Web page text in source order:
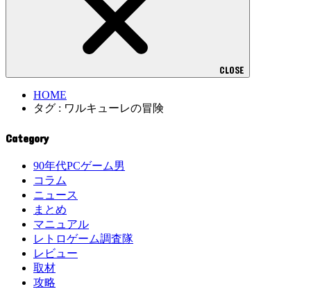
CLOSE
HOME
タグ : ワルキューレの冒険
Category
90年代PCゲーム男
コラム
ニュース
まとめ
マニュアル
レトロゲーム調査隊
レビュー
取材
攻略